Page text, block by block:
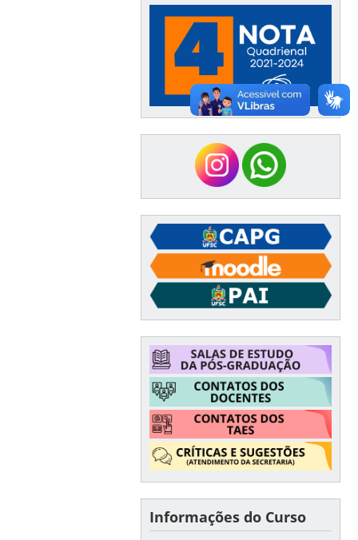
Informações do Curso